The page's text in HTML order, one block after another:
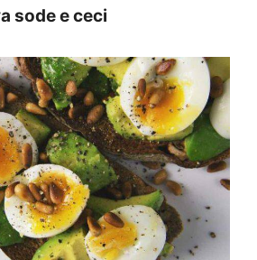
sode e ceci